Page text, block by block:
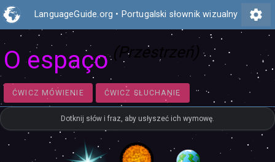
LanguageGuide.org • Portugalski słownik wizualny settings
O espaço (Przestrzeń)
ĆWICZ MÓWIENIE ĆWICZ SŁUCHANIE
Dotknij słów i fraz, aby usłyszeć ich wymowę.